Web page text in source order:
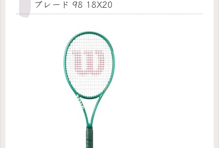
ブレード 98 18X20